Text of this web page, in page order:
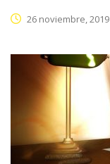
26 noviembre, 2019